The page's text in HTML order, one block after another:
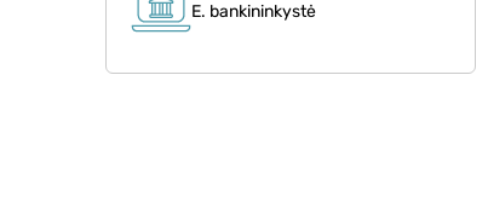
E. bankininkystė